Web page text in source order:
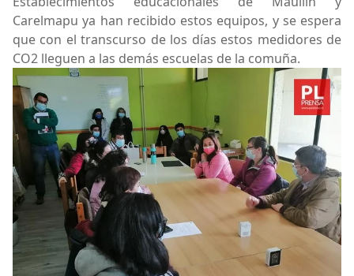
Carelmapu ya han recibido estos equipos, y se espera
que con el transcurso de los días estos medidores de
CO2 lleguen a las demás escuelas de la comuña.